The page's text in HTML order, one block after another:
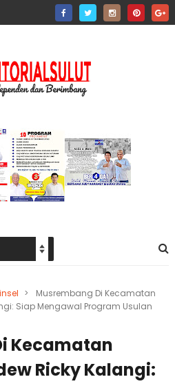
>
Musrembang Di Kecamatan
Siap Mengawal Program Usulan
Kecamatan
Ricky Kalangi: